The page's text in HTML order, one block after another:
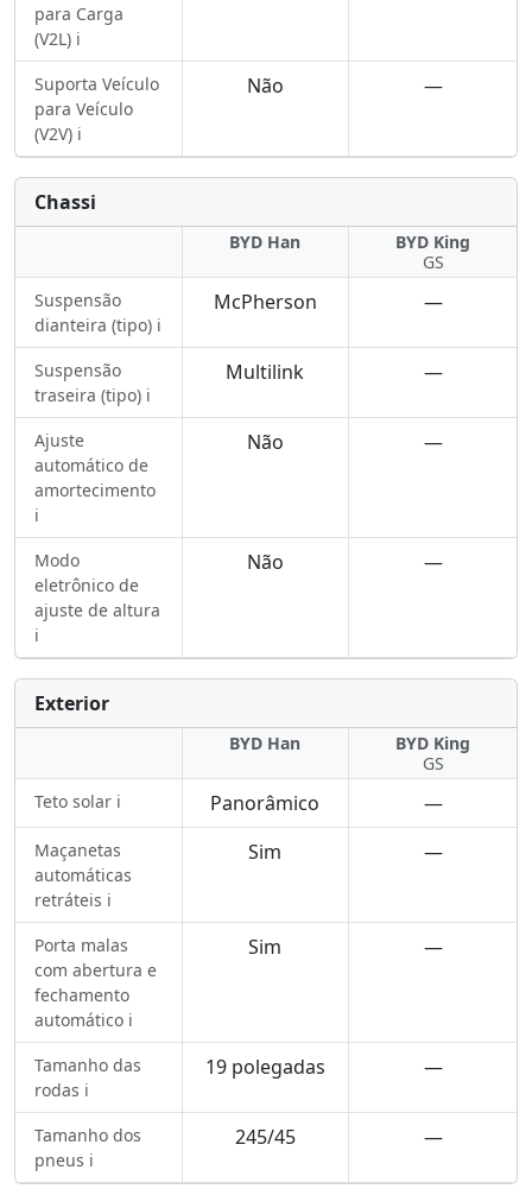
para Carga
(V2L) ℹ️
Suporta Veículo
para Veículo
(V2V) ℹ️
Não —
Chassi
BYD Han
BYD King
GS
Suspensão
dianteira (tipo) ℹ️
McPherson —
Suspensão
traseira (tipo) ℹ️
Multilink —
Ajuste
automático de
amortecimento
ℹ️
Não —
Modo
eletrônico de
ajuste de altura
ℹ️
Não —
Exterior
BYD Han
BYD King
GS
Teto solar ℹ️
Panorâmico —
Maçanetas
automáticas
retráteis ℹ️
Sim —
Porta malas
com abertura e
fechamento
automático ℹ️
Sim —
Tamanho das
rodas ℹ️
19 polegadas —
Tamanho dos
pneus ℹ️
245/45 —